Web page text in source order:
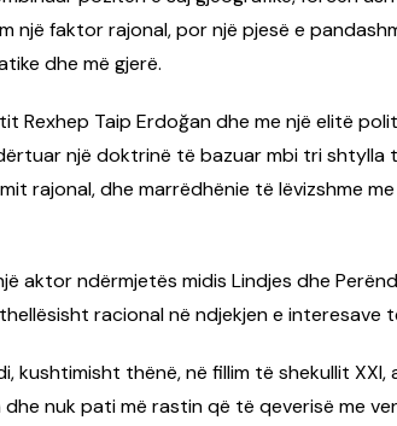
një faktor rajonal, por një pjesë e
dhe më gjerë.
Rexhep Taip Erdoğan dhe me një elitë
një doktrinë të bazuar mbi tri
rajonal, dhe marrëdhënie të lëvizshme
aktor ndërmjetës midis Lindjes dhe
racional në ndjekjen e interesave
kushtimisht thënë, në fillim të shekullit
nuk pati më rastin që të qeverisë me